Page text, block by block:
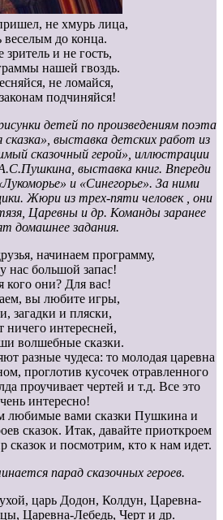
не хмурь лица,
веселым до конца.
зритель и не гость,
нашей гвоздь.
не ломайся,
подчиняйся!
детей по произведениям поэта
выставка детских работ из
сказочный герой», иллюстрации
выставка книг. Впереди
и «Синегорье». За ними
Жюри из трех-пяти человек , они
Царевны и др. Команды заранее
домашнее задания.
начинаем программу,
нас большой запас!
кого они? Для вас!
вы любите игры,
загадки и пляски,
ничего интересней,
волшебные сказки.
разные чудеса: то молодая царевна
проглотив кусочек отравленного
проучивает чертей и т.д. Все это
интересно!
любимые вами сказки Пушкина и
сказок. Итак, давайте приоткроем
сказок и посмотрим, кто к нам идет.
парад сказочных героев.
царь Додон, Колдун, Царевна-
Царевна-Лебедь, Черт и др.